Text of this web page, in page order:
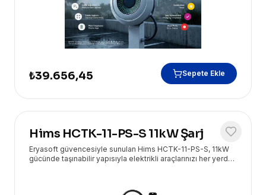
₺39.656,45 Sepete Ekle
Hims HCTK-11-PS-S 11kW Şarj
Eryasoft güvencesiyle sunulan Hims HCTK-11-PS-S, 11kW
gücünde taşınabilir yapısıyla elektrikli araçlarınızı her yerde